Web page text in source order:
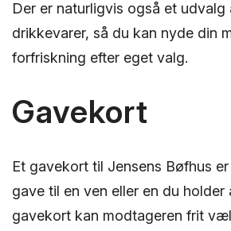
Der er naturligvis også et
drikkevarer, så du kan nyde din
forfriskning efter eget valg.
Gavekort
Et gavekort til Jensens Bøfhus
gave til en ven eller en du holder
gavekort kan modtageren frit